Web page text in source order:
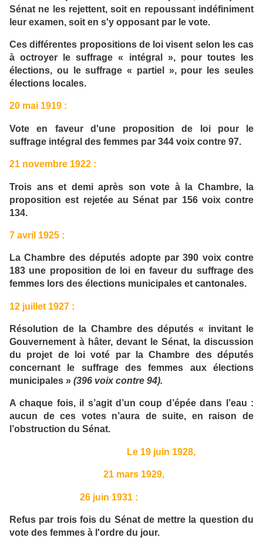
Sénat ne les rejettent, soit en repoussant indéfiniment
leur examen, soit en s'y opposant par le vote.
Ces différentes propositions de loi visent selon les cas
à octroyer le suffrage « intégral », pour toutes les
élections, ou le suffrage « partiel », pour les seules
élections locales.
20 mai 1919 :
Vote en faveur d'une proposition de loi pour le
suffrage intégral des femmes par 344 voix contre 97.
21 novembre 1922 :
Trois ans et demi après son vote à la Chambre, la
proposition est rejetée au Sénat par 156 voix contre
134.
7 avril 1925 :
La Chambre des députés adopte par 390 voix contre
183 une proposition de loi en faveur du suffrage des
femmes lors des élections municipales et cantonales.
12 juillet 1927 :
Résolution de la Chambre des députés « invitant le
Gouvernement à hâter, devant le Sénat, la discussion
du projet de loi voté par la Chambre des députés
concernant le suffrage des femmes aux élections
municipales » (396 voix contre 94).
A chaque fois, il s’agit d’un coup d’épée dans l’eau :
aucun de ces votes n’aura de suite, en raison de
l’obstruction du Sénat.
Le 19 juin 1928,
21 mars 1929,
26 juin 1931 :
Refus par trois fois du Sénat de mettre la question du
vote des femmes à l'ordre du jour.